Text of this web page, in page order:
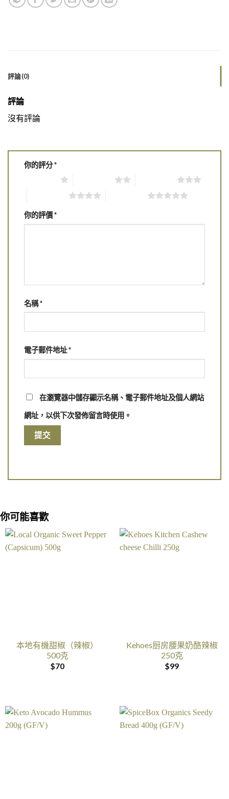
評論(0)
評論
沒有評論
你的評分*
你的評價*
名稱*
電子郵件地址*
在瀏覽器中儲存顯示名稱、電子郵件地址及個人網站
網址，以供下次發佈留言時使用。
你可能喜歡
本地有機甜椒（辣椒）
500克
$70
Kehoes厨房腰果奶酪辣椒
250克
$99